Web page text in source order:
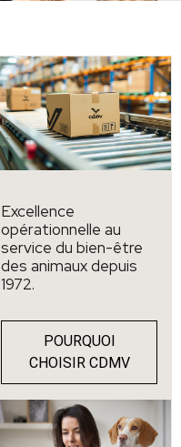
Excellence
opérationnelle au
service du bien-être
des animaux depuis
1972.
POURQUOI
CHOISIR CDMV